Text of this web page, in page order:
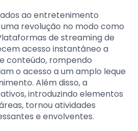
ao entretenimento
revolução no modo como
de streaming de
acesso instantâneo a
conteúdo, rompendo
o acesso a um amplo leque
Além disso, a
introduzindo elementos
tornou atividades
e envolventes.